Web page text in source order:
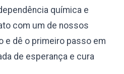
química e
com um de nossos
e dê o primeiro passo em
de esperança e cura